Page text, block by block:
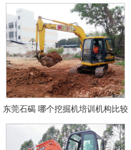
东莞石碣 哪个挖掘机培训机构比较
好?